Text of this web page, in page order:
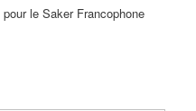
le Saker Francophone